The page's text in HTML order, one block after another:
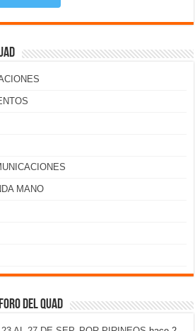
MANO
del Quad